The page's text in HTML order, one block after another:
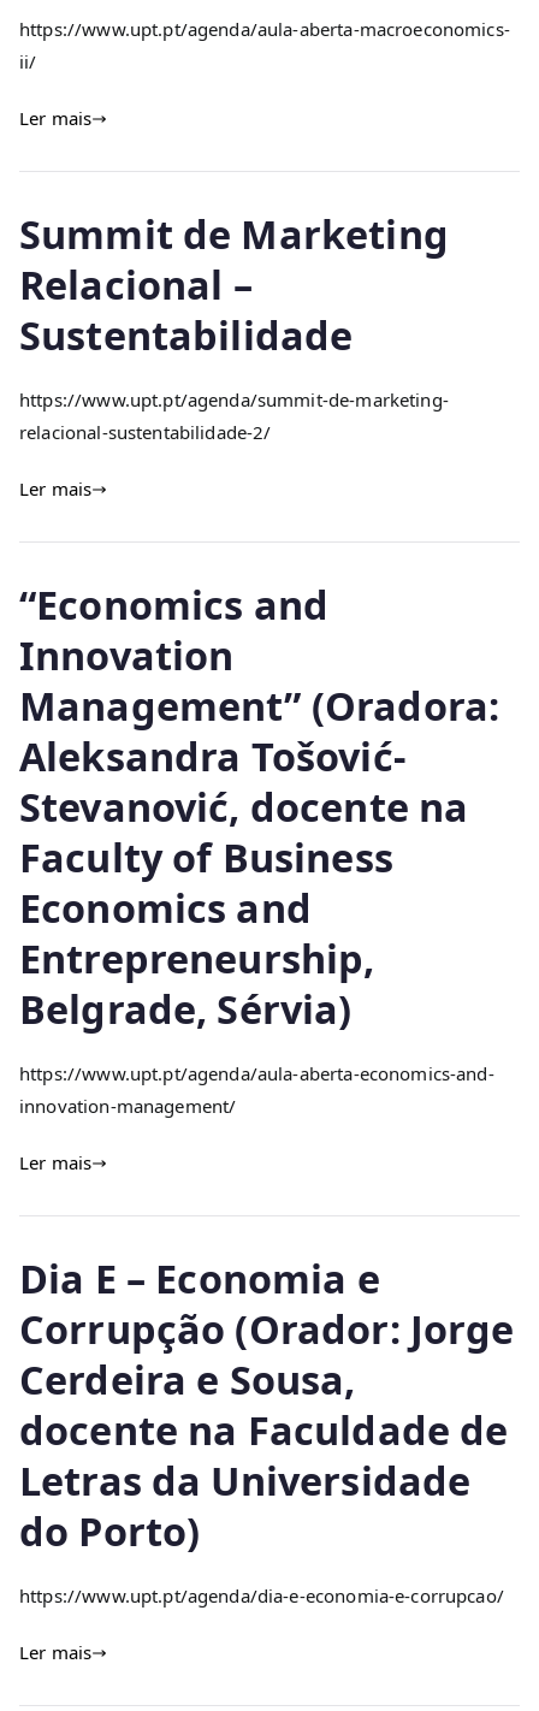
https://www.upt.pt/agenda/aula-aberta-macroeconomics-
ii/
Ler mais
Summit de Marketing
Relacional –
Sustentabilidade
https://www.upt.pt/agenda/summit-de-marketing-
relacional-sustentabilidade-2/
Ler mais
“Economics and
Innovation
Management” (Oradora:
Aleksandra Tošović-
Stevanović, docente na
Faculty of Business
Economics and
Entrepreneurship,
Belgrade, Sérvia)
https://www.upt.pt/agenda/aula-aberta-economics-and-
innovation-management/
Ler mais
Dia E – Economia e
Corrupção (Orador: Jorge
Cerdeira e Sousa,
docente na Faculdade de
Letras da Universidade
do Porto)
https://www.upt.pt/agenda/dia-e-economia-e-corrupcao/
Ler mais